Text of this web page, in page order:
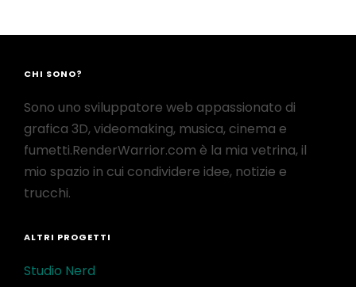
CHI SONO?
Sono uno sviluppatore web appassionato di
grafica 3D, videomaking, musica, cinema e
fumetti.RenderWarrior.com è la mia vetrina, il
mio spazio in cui condividere idee, notizie e
trucchi.
ALTRI PROGETTI
Studio Nerd